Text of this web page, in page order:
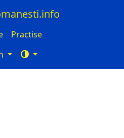
Practise